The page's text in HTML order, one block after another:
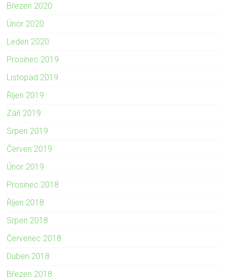
Březen 2020
Únor 2020
Leden 2020
Prosinec 2019
Listopad 2019
Říjen 2019
Září 2019
Srpen 2019
Červen 2019
Únor 2019
Prosinec 2018
Říjen 2018
Srpen 2018
Červenec 2018
Duben 2018
Březen 2018